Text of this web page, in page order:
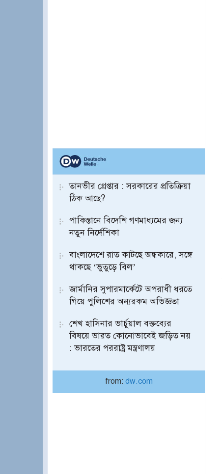
তানভীর গ্রেপ্তার : সরকারের প্রতিক্রিয়া
ঠিক আছে?
পাকিস্তানে বিদেশি গণমাধ্যমের জন্য
নতুন নির্দেশিকা
বাংলাদেশে রাত কাটছে অন্ধকারে, সঙ্গে
থাকছে ‘ভুতুড়ে বিল’
জার্মানির সুপারমার্কেটে অপরাধী ধরতে
গিয়ে পুলিশের অন্যরকম অভিজ্ঞতা
শেখ হাসিনার ভার্চুয়াল বক্তব্যের
বিষয়ে ভারত কোনোভাবেই জড়িত নয়
: ভারতের পররাষ্ট্র মন্ত্রণালয়
from: dw.com